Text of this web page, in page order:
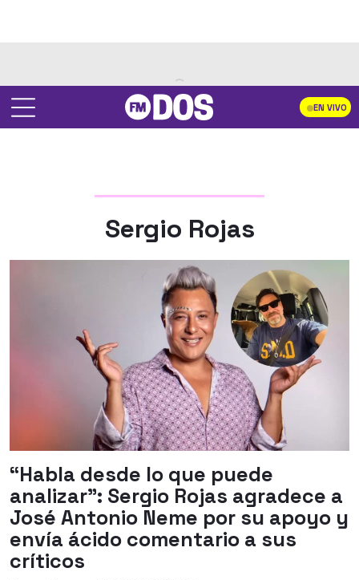
EN VIVO
Sergio Rojas
“Habla desde lo que puede
analizar”: Sergio Rojas agradece a
José Antonio Neme por su apoyo y
envía ácido comentario a sus
críticos